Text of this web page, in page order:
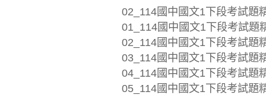
02_114國中國文1下段考試題
01_114國中國文1下段考試題
02_114國中國文1下段考試題
03_114國中國文1下段考試題
04_114國中國文1下段考試題
05_114國中國文1下段考試題